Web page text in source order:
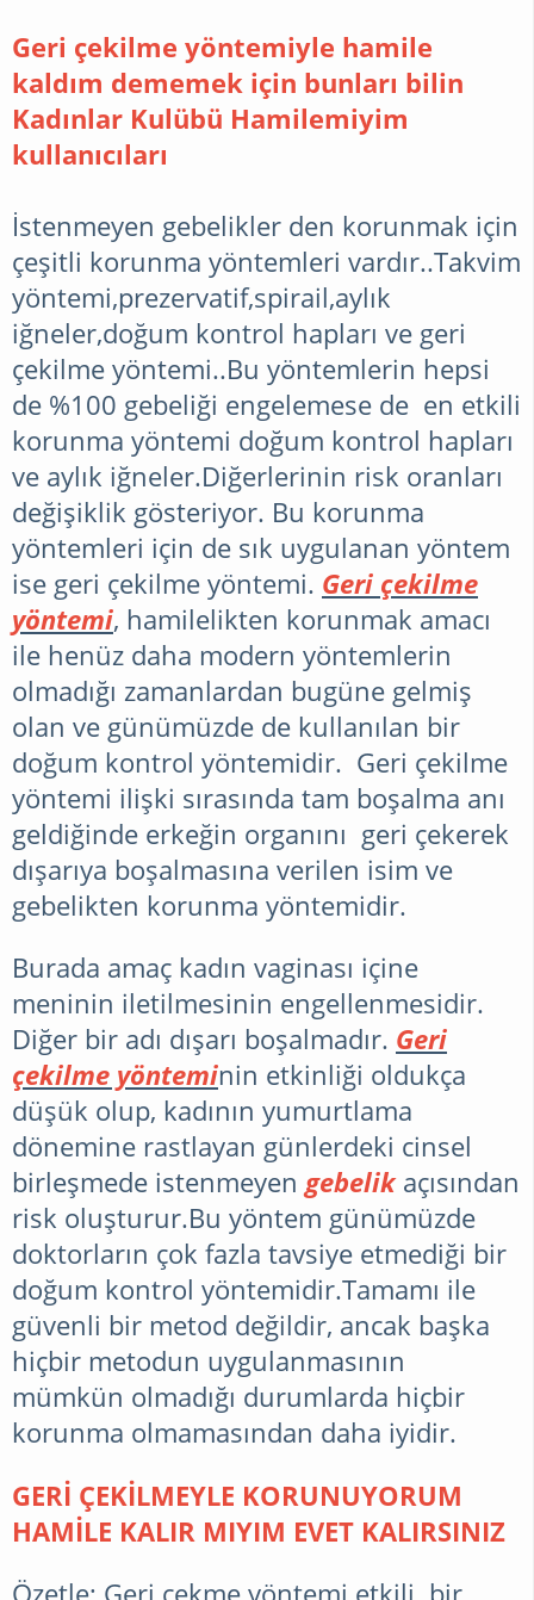
Geri çekilme yöntemiyle hamile
kaldım dememek için bunları bilin
Kadınlar Kulübü Hamilemiyim
kullanıcıları
İstenmeyen gebelikler den korunmak için
çeşitli korunma yöntemleri vardır..Takvim
yöntemi,prezervatif,spirail,aylık
iğneler,doğum kontrol hapları ve geri
çekilme yöntemi..Bu yöntemlerin hepsi
de %100 gebeliği engelemese de en etkili
korunma yöntemi doğum kontrol hapları
ve aylık iğneler.Diğerlerinin risk oranları
değişiklik gösteriyor. Bu korunma
yöntemleri için de sık uygulanan yöntem
ise geri çekilme yöntemi. Geri çekilme
yöntemi, hamilelikten korunmak amacı
ile henüz daha modern yöntemlerin
olmadığı zamanlardan bugüne gelmiş
olan ve günümüzde de kullanılan bir
doğum kontrol yöntemidir. Geri çekilme
yöntemi ilişki sırasında tam boşalma anı
geldiğinde erkeğin organını geri çekerek
dışarıya boşalmasına verilen isim ve
gebelikten korunma yöntemidir.
Burada amaç kadın vaginası içine
meninin iletilmesinin engellenmesidir.
Diğer bir adı dışarı boşalmadır. Geri
çekilme yönteminin etkinliği oldukça
düşük olup, kadının yumurtlama
dönemine rastlayan günlerdeki cinsel
birleşmede istenmeyen gebelik açısından
risk oluşturur.Bu yöntem günümüzde
doktorların çok fazla tavsiye etmediği bir
doğum kontrol yöntemidir.Tamamı ile
güvenli bir metod değildir, ancak başka
hiçbir metodun uygulanmasının
mümkün olmadığı durumlarda hiçbir
korunma olmamasından daha iyidir.
GERİ ÇEKİLMEYLE KORUNUYORUM
HAMİLE KALIR MIYIM EVET KALIRSINIZ